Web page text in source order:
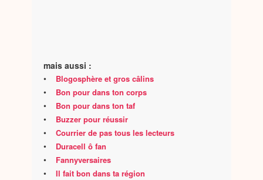
mais aussi :
• Blogosphère et gros câlins
• Bon pour dans ton corps
• Bon pour dans ton taf
• Buzzer pour réussir
• Courrier de pas tous les lecteurs
• Duracell ô fan
• Fannyversaires
• Il fait bon dans ta région